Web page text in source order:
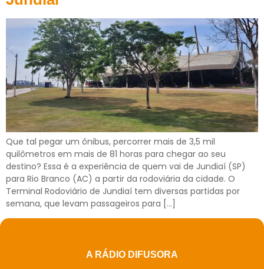
Que tal pegar um ônibus, percorrer mais de 3,5 mil
quilômetros em mais de 81 horas para chegar ao seu
destino? Essa é a experiência de quem vai de Jundiaí (SP)
para Rio Branco (AC) a partir da rodoviária da cidade. O
Terminal Rodoviário de Jundiaí tem diversas partidas por
semana, que levam passageiros para […]
A RÁDIO DIFUSORA